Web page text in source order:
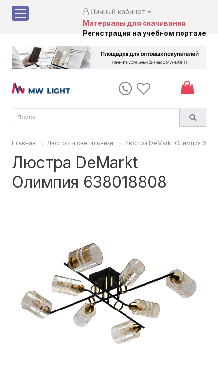
Личный кабинет
Материалы для скачивания
Регистрация на учебном портале
Главная Люстры и светильники Люстра DeMarkt Олимпия
Люстра DeMarkt
Олимпия 638018808